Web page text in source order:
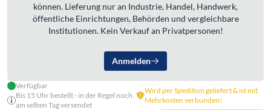
können. Lieferung nur an Industrie, Handel, Handwerk,
öffentliche Einrichtungen, Behörden und vergleichbare
Institutionen. Kein Verkauf an Privatpersonen!
Anmelden
Verfügbar
Bis 15 Uhr bestellt - in der Regel noch
am selben Tag versendet
Wird per Spedition geliefert & ist mit
Mehrkosten verbunden!